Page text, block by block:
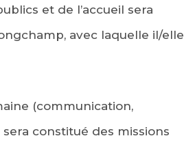
et de l’accueil sera
avec laquelle il/elle
(communication,
constitué des missions